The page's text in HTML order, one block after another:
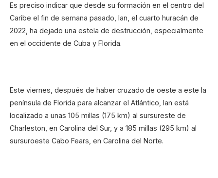
Es preciso indicar que desde su formación en el centro del
Caribe el fin de semana pasado, Ian, el cuarto huracán de
2022, ha dejado una estela de destrucción, especialmente
en el occidente de Cuba y Florida.
Este viernes, después de haber cruzado de oeste a este la
península de Florida para alcanzar el Atlántico, Ian está
localizado a unas 105 millas (175 km) al sursureste de
Charleston, en Carolina del Sur, y a 185 millas (295 km) al
sursuroeste Cabo Fears, en Carolina del Norte.